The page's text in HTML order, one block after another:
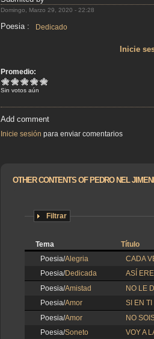
Domingo, Marzo 29, 2020 - 22:28
Poesia : Dedicado
Inicie
Promedio:
Sin votos aún
Add comment
Inicie sesión para enviar comentarios
OTHER CONTENTS OF PEDRO NEL
Filtrar
Tema Título
Poesia/Alegria CADA
Poesia/Dedicada ASÍ
Poesia/Amistad NO LE
Poesia/Amor SI EN TI
Poesia/Amor NO
Poesia/Soneto VOY A